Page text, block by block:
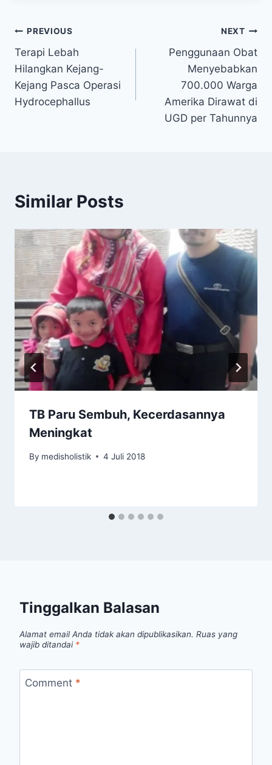
Navigasi
pos
PREVIOUS
Terapi Lebah
Hilangkan Kejang-
Kejang Pasca Operasi
Hydrocephallus
NEXT
Penggunaan Obat
Menyebabkan
700.000 Warga
Amerika Dirawat di
UGD per Tahunnya
Similar Posts
TB Paru Sembuh, Kecerdasannya
Meningkat
By medisholistik 4 Juli 2018
Tinggalkan Balasan
Alamat email Anda tidak akan dipublikasikan. Ruas yang
wajib ditandai *
Comment *